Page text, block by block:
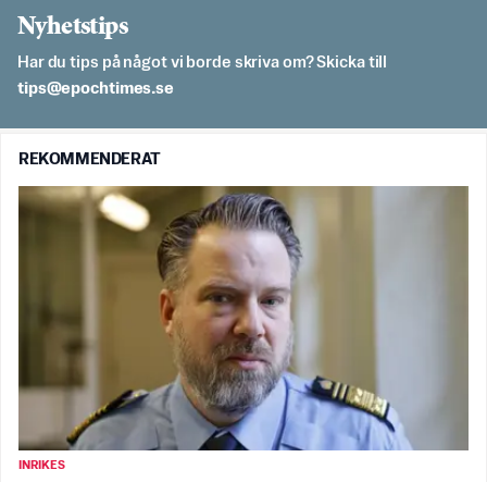
Nyhetstips
Har du tips på något vi borde skriva om? Skicka till
es.semithcope@spit
REKOMMENDERAT
INRIKES